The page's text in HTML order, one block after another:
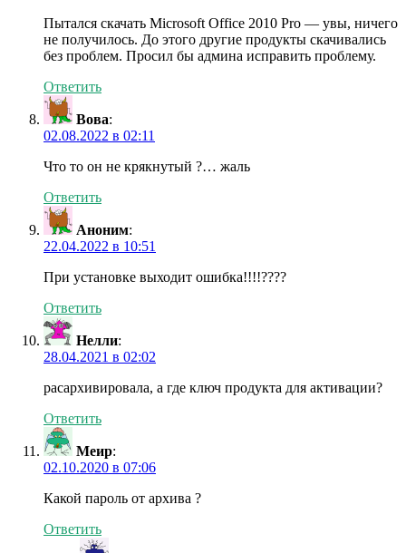
Пытался скачать Microsoft Office 2010 Pro — увы, ничего
не получилось. До этого другие продукты скачивались
без проблем. Просил бы админа исправить проблему.
Ответить
Вова:
02.08.2022 в 02:11
Что то он не крякнутый ?… жаль
Ответить
Аноним:
22.04.2022 в 10:51
При установке выходит ошибка!!!!????
Ответить
Нелли:
28.04.2021 в 02:02
расархивировала, а где ключ продукта для активации?
Ответить
Меир:
02.10.2020 в 07:06
Какой пароль от архива ?
Ответить